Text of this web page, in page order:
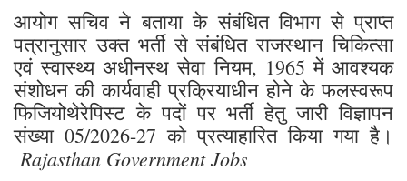
आयोग सचिव ने बताया के संबंधित विभाग से प्राप्त
पत्रानुसार उक्त भर्ती से संबंधित राजस्थान चिकित्सा
एवं स्वास्थ्य अधीनस्थ सेवा नियम, 1965 में आवश्यक
संशोधन की कार्यवाही प्रक्रियाधीन होने के फलस्वरूप
फिजियोथेरेपिस्ट के पदों पर भर्ती हेतु जारी विज्ञापन
संख्या 05/2026-27 को प्रत्याहारित किया गया है।
Rajasthan Government Jobs